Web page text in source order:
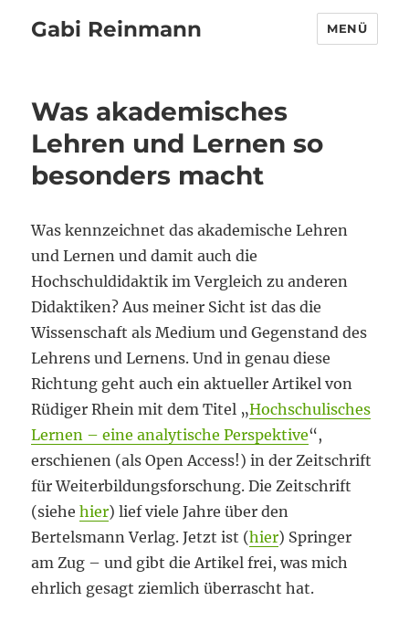
Gabi Reinmann MENÜ
Was akademisches
Lehren und Lernen so
besonders macht
Was kennzeichnet das akademische Lehren
und Lernen und damit auch die
Hochschuldidaktik im Vergleich zu anderen
Didaktiken? Aus meiner Sicht ist das die
Wissenschaft als Medium und Gegenstand des
Lehrens und Lernens. Und in genau diese
Richtung geht auch ein aktueller Artikel von
Rüdiger Rhein mit dem Titel „Hochschulisches
Lernen – eine analytische Perspektive“,
erschienen (als Open Access!) in der Zeitschrift
für Weiterbildungsforschung. Die Zeitschrift
(siehehier) lief viele Jahre über den
Bertelsmann Verlag. Jetzt ist (hier) Springer
am Zug – und gibt die Artikel frei, was mich
ehrlich gesagt ziemlich überrascht hat.